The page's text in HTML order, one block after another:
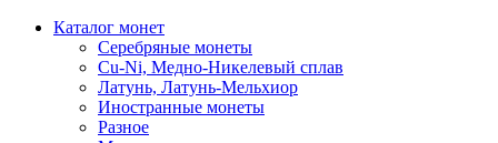
Каталог монет
Серебряные монеты
Cu-Ni, Медно-Никелевый сплав
Латунь, Латунь-Мельхиор
Иностранные монеты
Разное